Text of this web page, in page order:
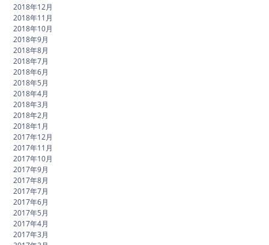
2018年12月
2018年11月
2018年10月
2018年9月
2018年8月
2018年7月
2018年6月
2018年5月
2018年4月
2018年3月
2018年2月
2018年1月
2017年12月
2017年11月
2017年10月
2017年9月
2017年8月
2017年7月
2017年6月
2017年5月
2017年4月
2017年3月